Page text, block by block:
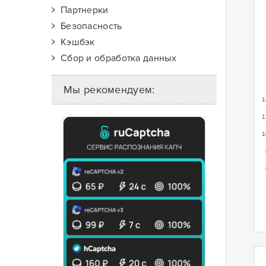
Партнерки
Безопасность
Кэшбэк
Сбор и обработка данных
Мы рекомендуем: